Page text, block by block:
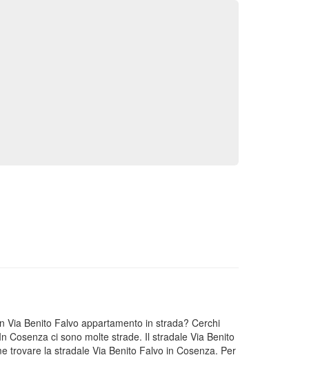
Via Benito Falvo appartamento in strada? Cerchi
Cosenza ci sono molte strade. Il stradale Via Benito
trovare la stradale Via Benito Falvo in Cosenza. Per